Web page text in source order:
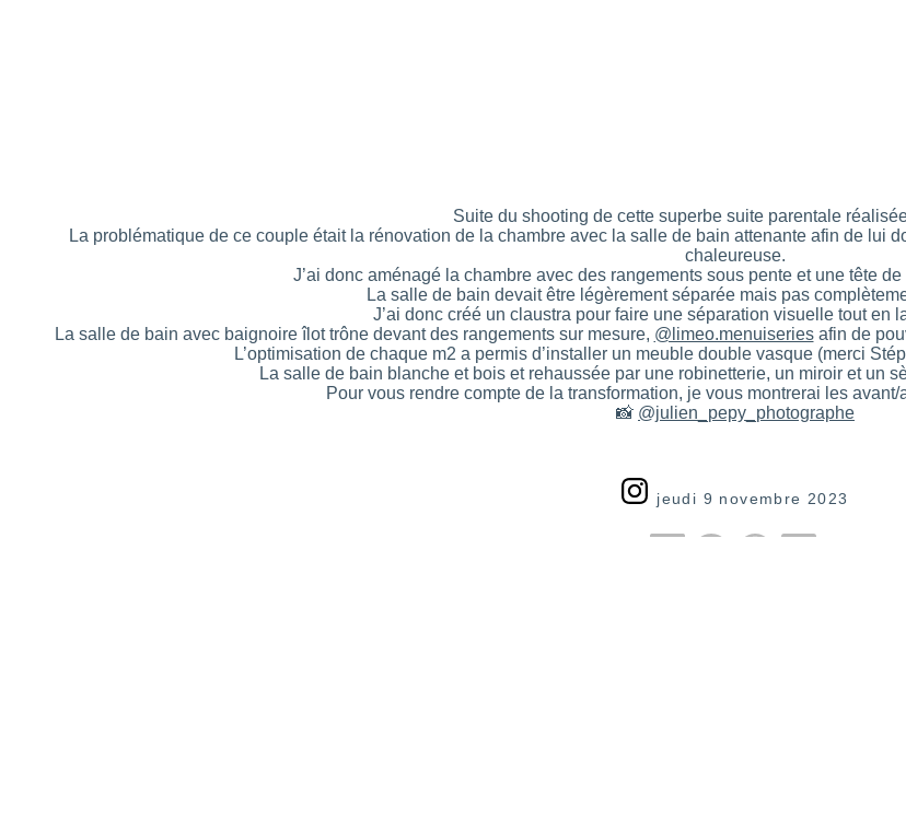
Suite du shooting de cette superbe suite parentale
La problématique de ce couple était la rénovation de la chambre avec la salle de bain attenante afin de lui
chaleureuse.
J’ai donc aménagé la chambre avec des rangements sous pente et une tête
La salle de bain devait être légèrement séparée mais pas
J’ai donc créé un claustra pour faire une séparation visuelle tout en
La salle de bain avec baignoire îlot trône devant des rangements sur mesure, @limeo.menuiseriesafin de
L’optimisation de chaque m2 a permis d’installer un meuble double vasque (merci
La salle de bain blanche et bois et rehaussée par une robinetterie, un miroir et un
Pour vous rendre compte de la transformation, je vous montrerai les
📸 @julien_pepy_photographe
jeudi 9 novembre 2023